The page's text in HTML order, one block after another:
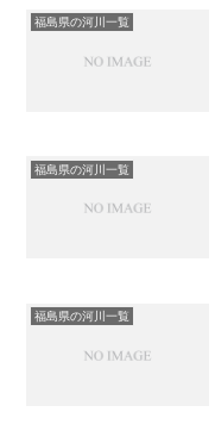
福島県の河川一覧
福島県の河川一覧
福島県の河川一覧